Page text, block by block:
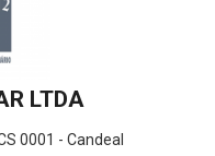
LTDA
0001 - Candeal